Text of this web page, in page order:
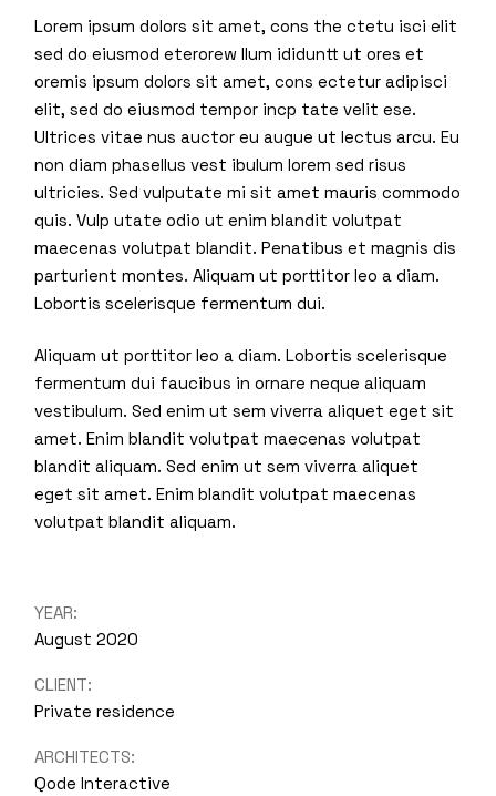
Lorem ipsum dolors sit amet, cons the ctetu isci elit
sed do eiusmod eterorew llum ididuntt ut ores et
oremis ipsum dolors sit amet, cons ectetur adipisci
elit, sed do eiusmod tempor incp tate velit ese.
Ultrices vitae nus auctor eu augue ut lectus arcu. Eu
non diam phasellus vest ibulum lorem sed risus
ultricies. Sed vulputate mi sit amet mauris commodo
quis. Vulp utate odio ut enim blandit volutpat
maecenas volutpat blandit. Penatibus et magnis dis
parturient montes. Aliquam ut porttitor leo a diam.
Lobortis scelerisque fermentum dui.
Aliquam ut porttitor leo a diam. Lobortis scelerisque
fermentum dui faucibus in ornare neque aliquam
vestibulum. Sed enim ut sem viverra aliquet eget sit
amet. Enim blandit volutpat maecenas volutpat
blandit aliquam. Sed enim ut sem viverra aliquet
eget sit amet. Enim blandit volutpat maecenas
volutpat blandit aliquam.
YEAR:
August 2020
CLIENT:
Private residence
ARCHITECTS:
Qode Interactive